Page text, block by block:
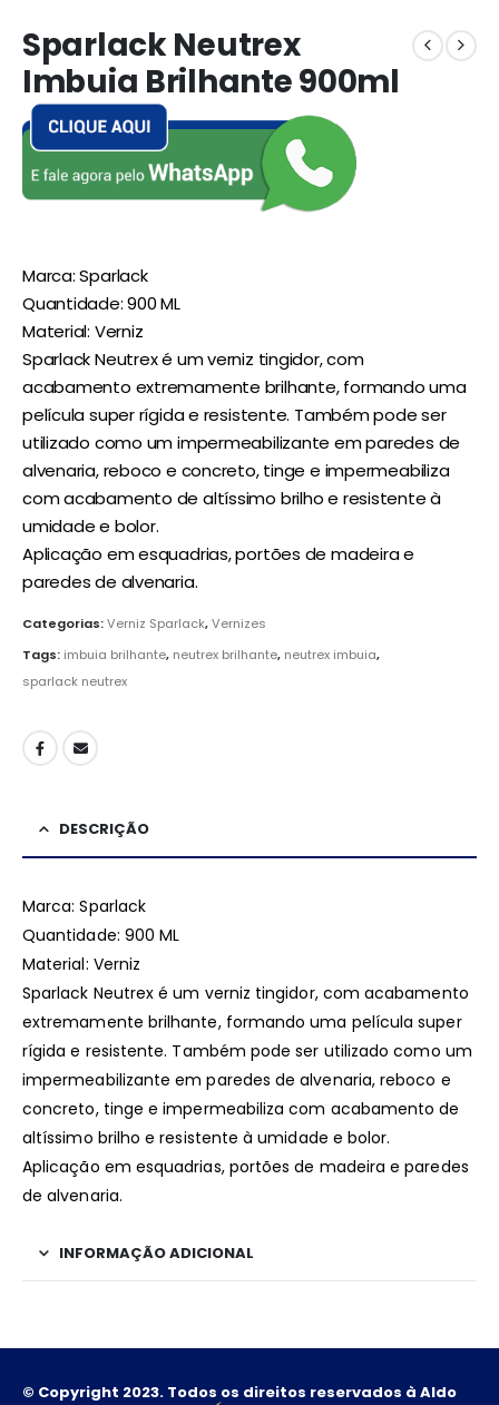
Sparlack Neutrex
Imbuia Brilhante 900ml
Marca: Sparlack
Quantidade: 900 ML
Material: Verniz
Sparlack Neutrex é um verniz tingidor, com
acabamento extremamente brilhante, formando uma
película super rígida e resistente. Também pode ser
utilizado como um impermeabilizante em paredes de
alvenaria, reboco e concreto, tinge e impermeabiliza
com acabamento de altíssimo brilho e resistente à
umidade e bolor.
Aplicação em esquadrias, portões de madeira e
paredes de alvenaria.
Categorias:Verniz Sparlack,Vernizes
Tags: imbuia brilhante, neutrex brilhante, neutrex imbuia,
sparlack neutrex
DESCRIÇÃO
Marca: Sparlack
Quantidade: 900 ML
Material: Verniz
Sparlack Neutrex é um verniz tingidor, com acabamento
extremamente brilhante, formando uma película super
rígida e resistente. Também pode ser utilizado como um
impermeabilizante em paredes de alvenaria, reboco e
concreto, tinge e impermeabiliza com acabamento de
altíssimo brilho e resistente à umidade e bolor.
Aplicação em esquadrias, portões de madeira e paredes
de alvenaria.
INFORMAÇÃO ADICIONAL
© Copyright 2023. Todos os direitos reservados à Aldo